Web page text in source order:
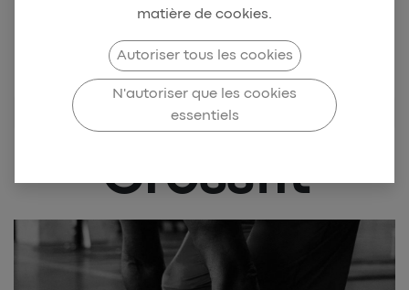
Retrouvez notre collection
Beach park Dionysien
Crossfit
Crossfit
matière de cookies
Autoriser tous les cookies
N'autoriser que les cookies
essentiels